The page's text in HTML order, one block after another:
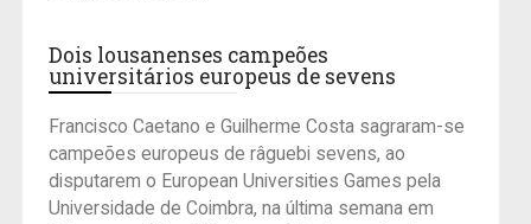
Dois lousanenses campeões
universitários europeus de sevens
Francisco Caetano e Guilherme Costa sagraram-se
campeões europeus de râguebi sevens, ao
disputarem o European Universities Games pela
Universidade de Coimbra, na última semana em